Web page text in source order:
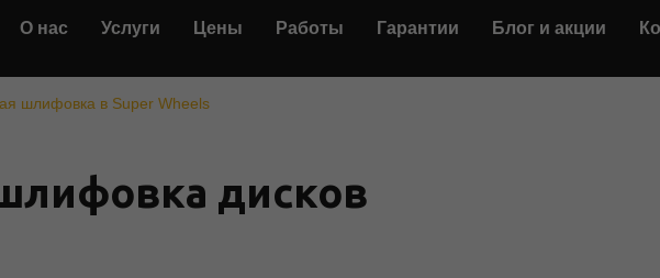
О нас Услуги Цены Работы Гарантии Блог и акции
шлифовка в Super Wheels
дисков